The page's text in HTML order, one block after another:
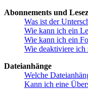
Abonnements und
Was ist der
Wie kann ich ein
Wie kann ich ein
Wie deaktiviere ich
Dateianhänge
Welche
Kann ich eine